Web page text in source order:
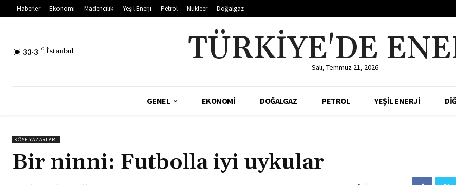
Haberler Ekonomi Madencilik Yeşil Enerji Petrol Nükleer Doğalgaz
33.3 C İstanbul TÜRKIYE'DE
Salı, Temmuz 21, 2026
GENEL EKONOMİ DOĞALGAZ PETROL YEŞİL ENERJİ
KÖŞE YAZARLARI
Bir ninni: Futbolla iyi uykular